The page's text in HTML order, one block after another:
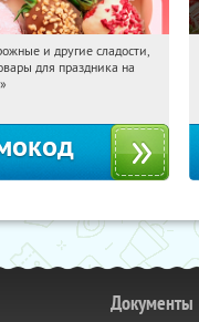
Получили:
и другие сладости,
для праздника на
Документы